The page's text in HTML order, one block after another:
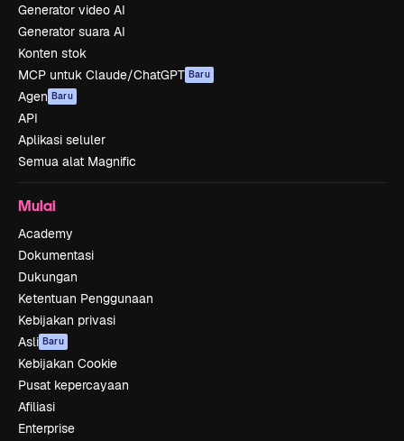
Generator video AI
Generator suara AI
Konten stok
MCP untuk Claude/ChatGPT Baru
Agen Baru
API
Aplikasi seluler
Semua alat Magnific
Mulai
Academy
Dokumentasi
Dukungan
Ketentuan Penggunaan
Kebijakan privasi
Asli Baru
Kebijakan Cookie
Pusat kepercayaan
Afiliasi
Enterprise